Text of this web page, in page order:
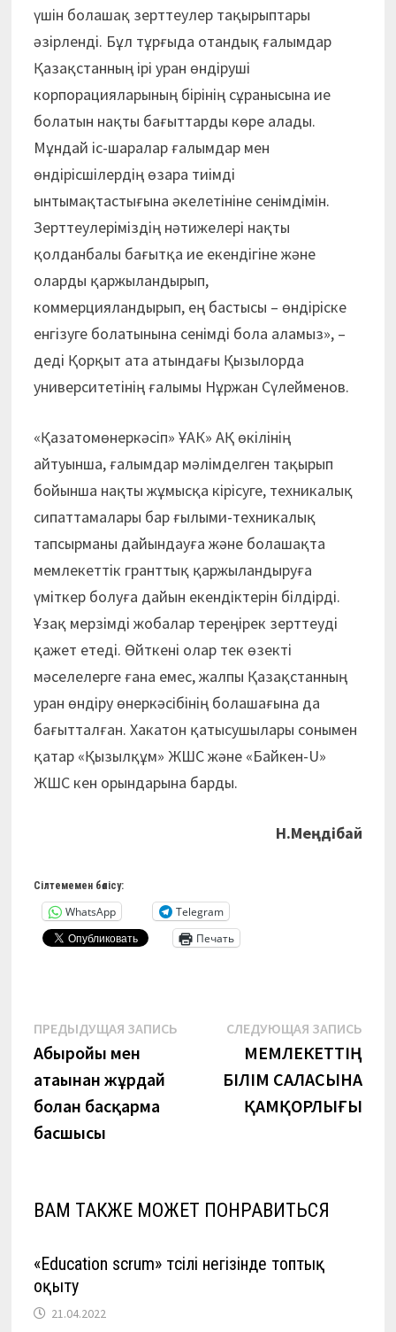
үшін болашақ зерттеулер тақырыптары
әзірленді. Бұл тұрғыда отандық ғалымдар
Қазақстанның ірі уран өндіруші
корпорацияларының бірінің сұранысына ие
болатын нақты бағыттарды көре алады.
Мұндай іс-шаралар ғалымдар мен
өндірісшілердің өзара тиімді
ынтымақтастығына әкелетініне сенімдімін.
Зерттеулеріміздің нәтижелері нақты
қолданбалы бағытқа ие екендігіне және
оларды қаржыландырып,
коммерцияландырып, ең бастысы – өндіріске
енгізуге болатынына сенімді бола аламыз», –
деді Қорқыт ата атындағы Қызылорда
университетінің ғалымы Нұржан Сүлейменов.
«Қазатомөнеркәсіп» ҰАК» АҚ өкілінің
айтуынша, ғалымдар мәлімделген тақырып
бойынша нақты жұмысқа кірісуге, техникалық
сипаттамалары бар ғылыми-техникалық
тапсырманы дайындауға және болашақта
мемлекеттік гранттық қаржыландыруға
үміткер болуға дайын екендіктерін білдірді.
Ұзақ мерзімді жобалар тереңірек зерттеуді
қажет етеді. Өйткені олар тек өзекті
мәселелерге ғана емес, жалпы Қазақстанның
уран өндіру өнеркәсібінің болашағына да
бағытталған. Хакатон қатысушылары сонымен
қатар «Қызылқұм» ЖШС және «Байкен-U»
ЖШС кен орындарына барды.
Н.Меңдібай
Сілтемемен бөлісу:
WhatsApp
Telegram
Печать
Навигация
по
записям
ПРЕДЫДУЩАЯ ЗАПИСЬПредыдущая
Абыройы мен
атағынан жұрдай
болған басқарма
басшысы
СЛЕДУЮЩАЯ ЗАПИСЬ
МЕМЛЕКЕТТІҢ
БІЛІМ САЛАСЫНА
ҚАМҚОРЛЫҒЫ
ВАМ ТАКЖЕ МОЖЕТ ПОНРАВИТЬСЯ
«Еducation scrum» тәсілі негізінде топтық
оқыту
21.04.2022